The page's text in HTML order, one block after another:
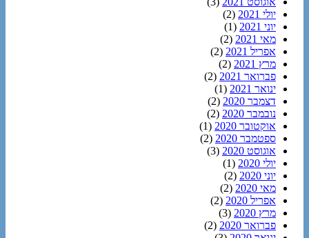
יולי 2021
(2)
יוני 2021
(1)
מאי 2021
(2)
אפריל 2021
(2)
מרץ 2021
(2)
פברואר 2021
(2)
ינואר 2021
(1)
דצמבר 2020
(2)
נובמבר 2020
(2)
אוקטובר 2020
(1)
ספטמבר 2020
(2)
אוגוסט 2020
(3)
יולי 2020
(1)
יוני 2020
(2)
מאי 2020
(2)
אפריל 2020
(2)
מרץ 2020
(3)
פברואר 2020
(2)